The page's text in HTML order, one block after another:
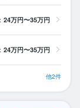
24万円〜35万円
24万円〜35万円
他2件